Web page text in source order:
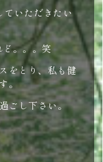
ていただきたい
。。。笑
をとり、私も健
。
ごし下さい。